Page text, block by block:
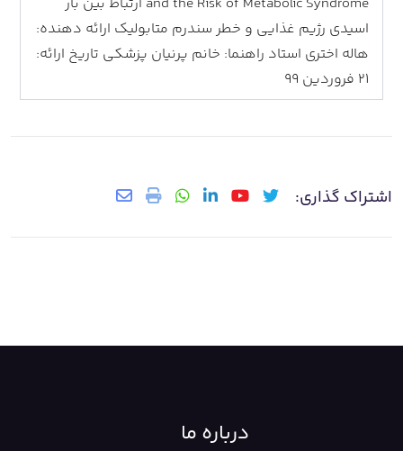
اسیدی رژیم غذایی و خطر سندرم متابولیک ارائه دهنده:
هاله اختری استاد راهنما: خانم پرنیان پزشکی تاریخ ارائه:
21 فروردین 99
اشتراک گذاری:
درباره ما